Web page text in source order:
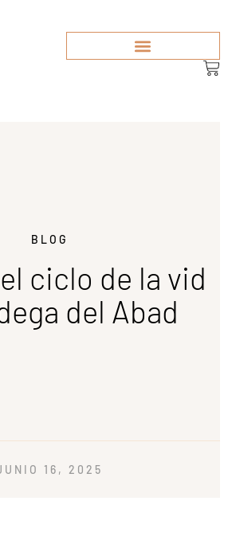
BLOG
ciclo de la vid
del Abad
16, 2025